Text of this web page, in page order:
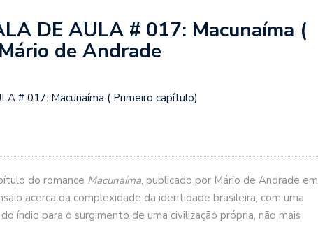
DE AULA # 017: Macunaíma (
de Andrade
# 017: Macunaíma ( Primeiro capítulo)
do romance Macunaíma, publicado por Mário de Andrade em
acerca da complexidade da identidade brasileira, com uma
índio para o surgimento de uma civilização própria, não mais